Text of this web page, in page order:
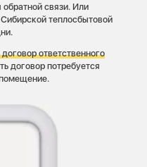
связи. Или
теплосбытовой
ответственного
договор потребуется